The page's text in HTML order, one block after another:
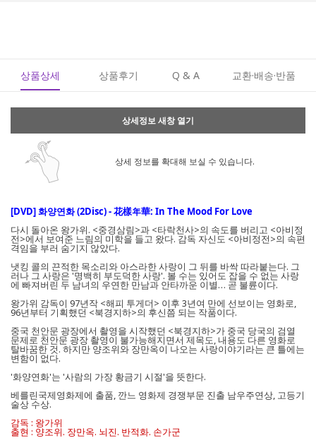
상품상세 상품후기 Q & A 교환·배송·반품
상세정보 새창 열기
상세 정보를 확대해 보실 수 있습니다.
[DVD] 화양연화 (2Disc) - 花樣年華: In The Mood For Love
다시 돌아온 왕가위. <중경삼림>과 <타락천사>의 속도를 버리고 <아비정
전>에서 보여준 느림의 미학을 들고 왔다. 감독 자신도 <아비정전>의 속편
격임을 부러 숨기지 않았다.
냇킹 콜의 끈적한 목소리와 아스라한 사랑이 그 뒤를 바싹 따라붙는다. 그
러나 그 사랑은 '명백히 부도덕한 사랑'. 볼 수는 있어도 잡을 수 없는 사랑
에 빠져버린 두 남녀의 우연한 만남과 안타까운 이별… 곧 불륜이다.
왕가위 감독이 97년작 <해피 투게더> 이후 3년여 만에 선보이는 영화로,
96년부터 기획했던 <북경지하>의 후신쯤 되는 작품이다.
중국 천안문 광장에서 촬영을 시작했던 <북경지하>가 중국 당국의 검열
문제로 천안문 광장 촬영이 불가능해지면서 제목도, 내용도 다른 영화로
탈바꿈한 것. 하지만 양조위와 장만옥이 나오는 사랑이야기라는 큰 틀에는
변함이 없다.
'화양연화'는 '사람의 가장 황금기 시절'을 뜻한다.
베를린국제영화제에 출품, 깐느 영화제 경쟁부문 진출 남우주연상, 고등기
술상 수상.
감독 : 왕가위
출현 : 양조위. 장만옥. 뇌진. 반적화. 손가군